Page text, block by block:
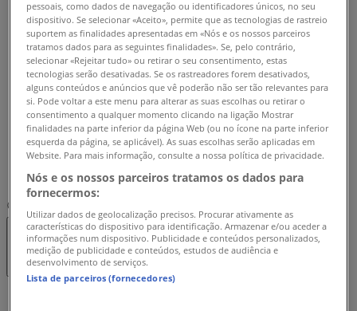
Terça-feira
08:30 - 15:30
Quarta-feira
08:30 - 15:30
Quinta-feira
08:30 - 15:30
Sexta-feira
08:30 - 15:30
Sábado
Fechado
Mapa
275002060
Fechado
pessoais, como dados de navegação ou identificadores únicos, no seu
dispositivo. Se selecionar «Aceito», permite que as tecnologias de rastreio
suportem as finalidades apresentadas em «Nós e os nossos parceiros
tratamos dados para as seguintes finalidades». Se, pelo contrário,
selecionar «Rejeitar tudo» ou retirar o seu consentimento, estas
tecnologias serão desativadas. Se os rastreadores forem desativados,
alguns conteúdos e anúncios que vê poderão não ser tão relevantes para
si. Pode voltar a este menu para alterar as suas escolhas ou retirar o
consentimento a qualquer momento clicando na ligação Mostrar
finalidades na parte inferior da página Web (ou no ícone na parte inferior
esquerda da página, se aplicável). As suas escolhas serão aplicadas em
Website. Para mais informação, consulte a nossa política de privacidade.
Nós e os nossos parceiros tratamos os dados para
fornecermos:
Utilizar dados de geolocalização precisos. Procurar ativamente as
características do dispositivo para identificação. Armazenar e/ou aceder a
informações num dispositivo. Publicidade e conteúdos personalizados,
medição de publicidade e conteúdos, estudos de audiência e
desenvolvimento de serviços.
Lista de parceiros (fornecedores)